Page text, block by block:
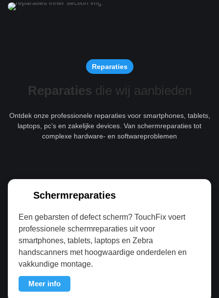
Reparaties
Reparaties die wij aanbieden
Ontdek onze professionele reparaties voor smartphones, tablets,
laptops, pc’s en zakelijke devices. Van schermreparaties tot
complexe hardware- en softwareproblemen
Schermreparaties
Een gebarsten of defect scherm? TouchFix voert
professionele schermreparaties uit voor
smartphones, tablets, laptops en Zebra
handscanners met hoogwaardige onderdelen en
vakkundige montage.
Meer info